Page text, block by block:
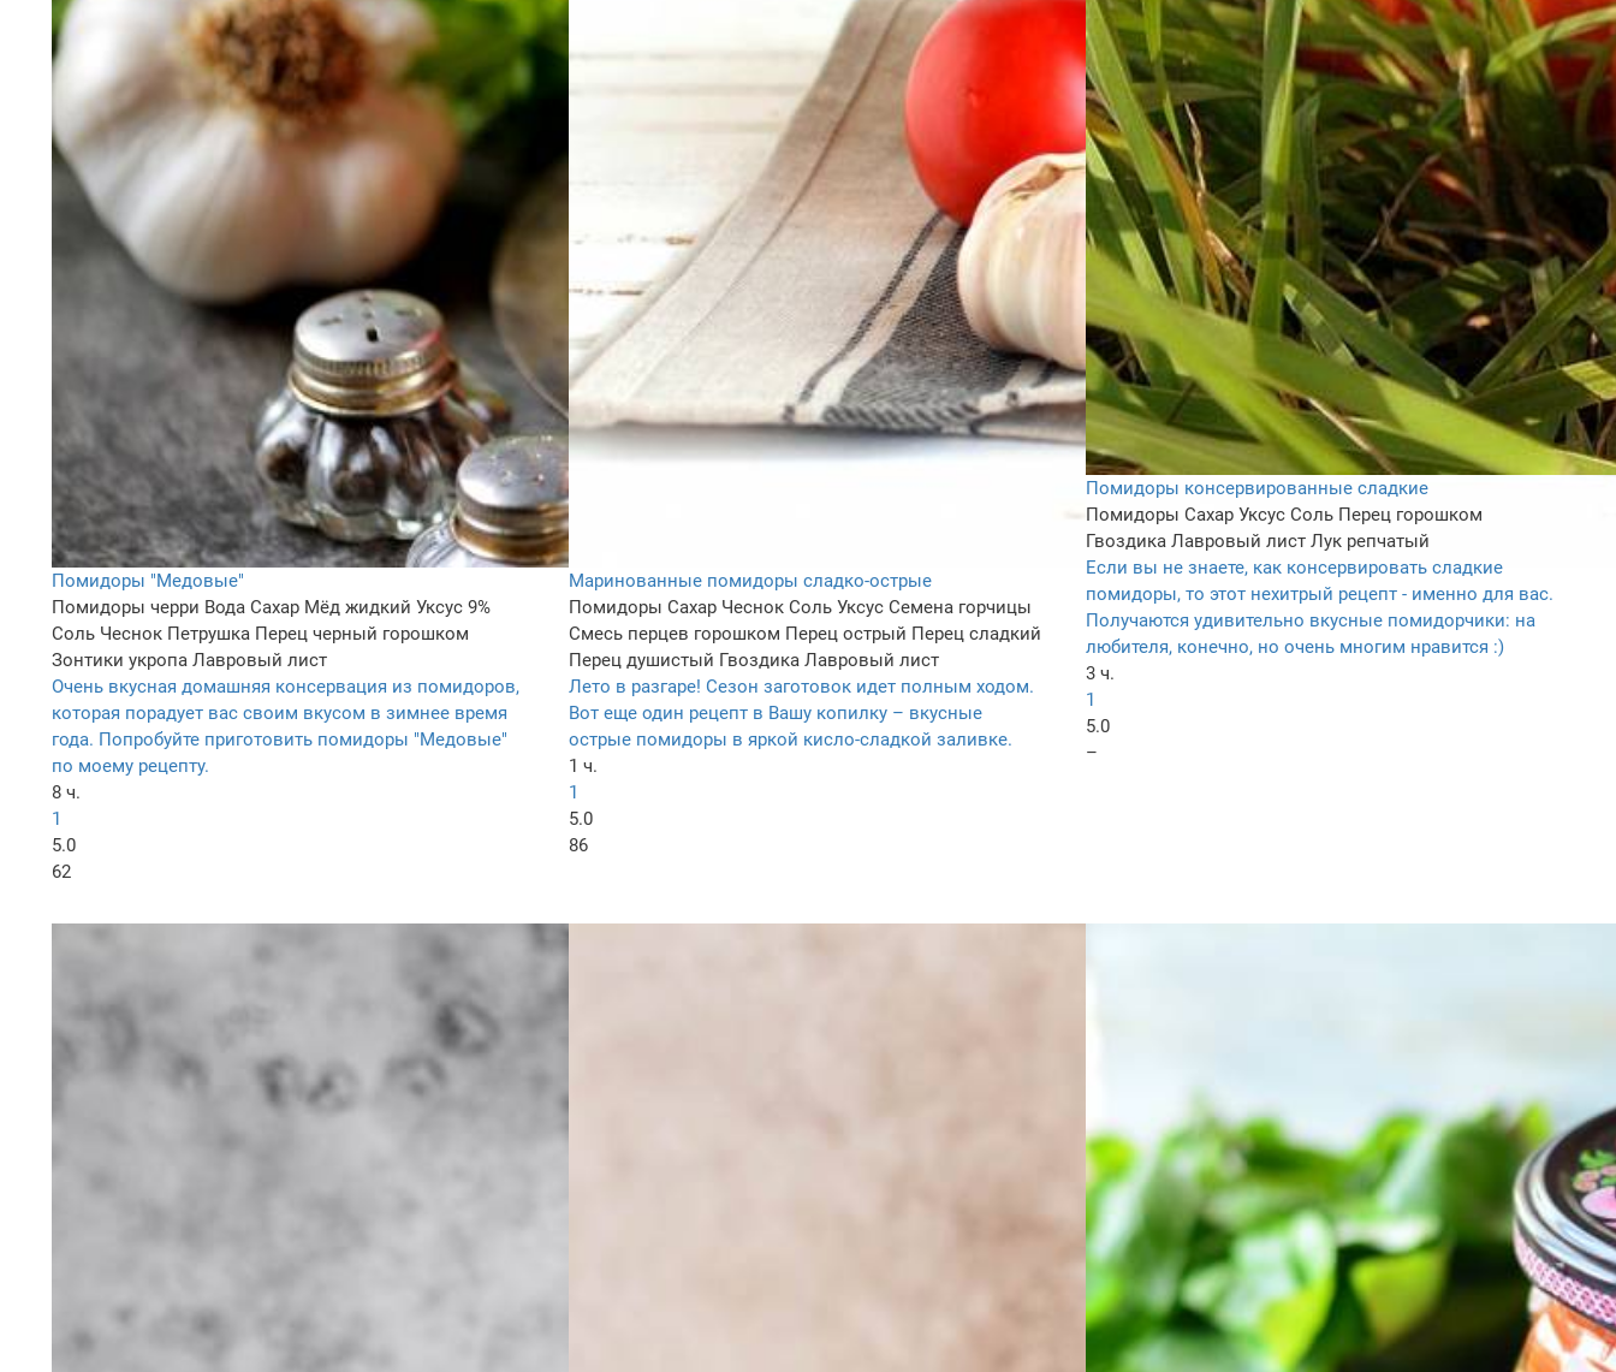
Помидоры "Медовые"
Помидоры черри Вода Сахар Мёд жидкий Уксус 9%
Соль Чеснок Петрушка Перец черный горошком
Зонтики укропа Лавровый лист
Очень вкусная домашняя консервация из помидоров,
которая порадует вас своим вкусом в зимнее время
года. Попробуйте приготовить помидоры "Медовые"
по моему рецепту.
8 ч.
1
5.0
62
Маринованные помидоры сладко-острые
Помидоры Сахар Чеснок Соль Уксус Семена горчицы
Смесь перцев горошком Перец острый Перец сладкий
Перец душистый Гвоздика Лавровый лист
Лето в разгаре! Сезон заготовок идет полным ходом.
Вот еще один рецепт в Вашу копилку – вкусные
острые помидоры в яркой кисло-сладкой заливке.
1 ч.
1
5.0
86
Помидоры консервированные сладкие
Помидоры Сахар Уксус Соль Перец горошком
Гвоздика Лавровый лист Лук репчатый
Если вы не знаете, как консервировать сладкие
помидоры, то этот нехитрый рецепт - именно для вас.
Получаются удивительно вкусные помидорчики: на
любителя, конечно, но очень многим нравится :)
3 ч.
1
5.0
–